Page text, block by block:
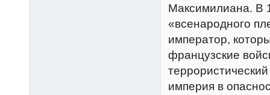
Максимилиана. В
«всенародного
император,
французские
империя в